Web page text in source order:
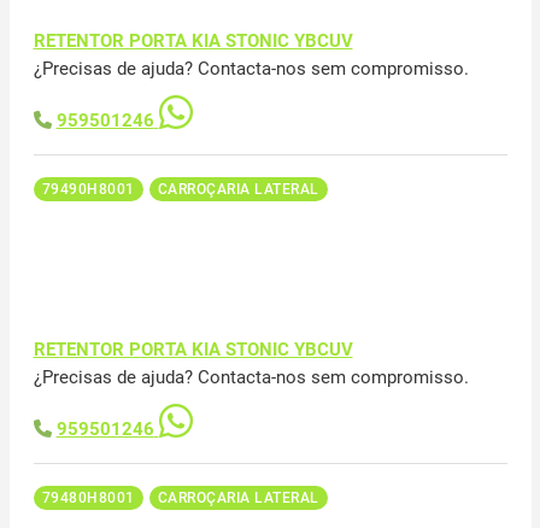
RETENTOR PORTA KIA STONIC YBCUV
¿Precisas de ajuda? Contacta-nos sem compromisso.
959501246
79490H8001 CARROÇARIA LATERAL
RETENTOR PORTA KIA STONIC YBCUV
¿Precisas de ajuda? Contacta-nos sem compromisso.
959501246
79480H8001 CARROÇARIA LATERAL